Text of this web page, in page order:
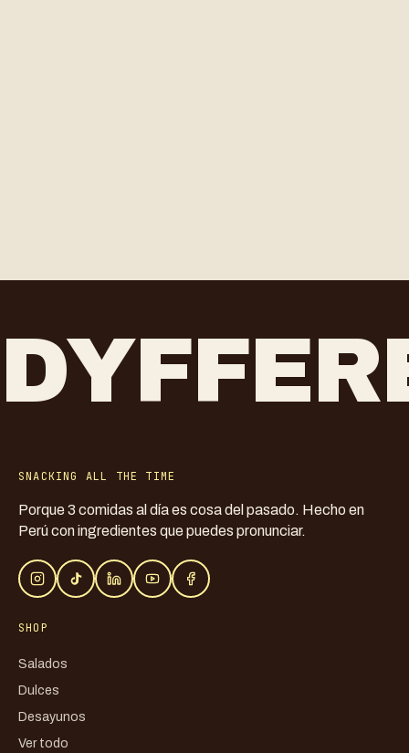
SNACKING ALL THE TIME
Porque 3 comidas al día es cosa del pasado. Hecho en
Perú con ingredientes que puedes pronunciar.
SHOP
Salados
Dulces
Desayunos
Ver todo